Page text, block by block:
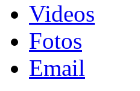
Videos
Fotos
Email